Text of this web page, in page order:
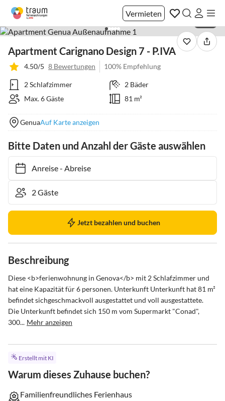
Vermieten
Apartment Carignano Design 7 - P.IVA
4.50/5 8 Bewertungen 100% Empfehlung
2 Schlafzimmer
2 Bäder
Max. 6 Gäste
81 m²
GenuaAuf Karte anzeigen
Bitte Daten und Anzahl der Gäste auswählen
Anreise- Abreise
Jetzt bezahlen und buchen
Beschreibung
Diese <b>ferienwohnung in Genova</b> mit 2 Schlafzimmer und
hat eine Kapazität für 6 personen. Unterkunft Unterkunft hat 81 m²
befindet sichgeschmackvoll ausgestattet und voll ausgestattete.
Die Unterkunft befindet sich 150 m vom Supermarkt "Conad",
300... Mehr anzeigen
Erstellt mit KI
Warum dieses Zuhause buchen?
Familienfreundliches Ferienhaus